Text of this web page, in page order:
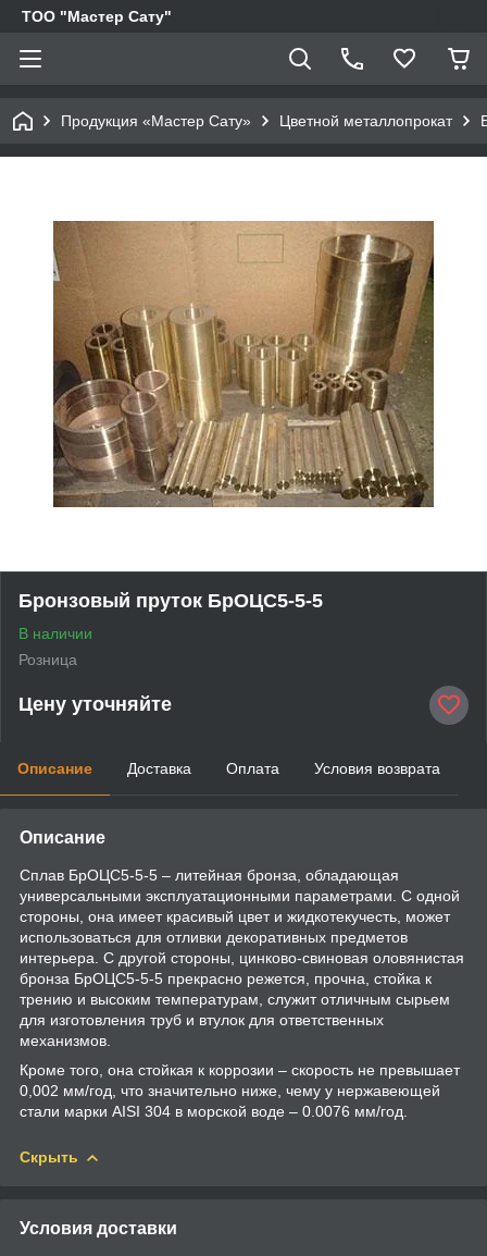
ТОО "Мастер Сату"
Продукция «Мастер Сату» Цветной металлопрокат
Бронзовый пруток БрОЦС5-5-5
В наличии
Розница
Цену уточняйте
Описание Доставка Оплата Условия возврата
Описание
Сплав БрОЦС5-5-5 – литейная бронза, обладающая
универсальными эксплуатационными параметрами. С одной
стороны, она имеет красивый цвет и жидкотекучесть, может
использоваться для отливки декоративных предметов
интерьера. С другой стороны, цинково-свиновая оловянистая
бронза БрОЦС5-5-5 прекрасно режется, прочна, стойка к
трению и высоким температурам, служит отличным сырьем
для изготовления труб и втулок для ответственных
механизмов.
Кроме того, она стойкая к коррозии – скорость не превышает
0,002 мм/год, что значительно ниже, чему у нержавеющей
стали марки AISI 304 в морской воде – 0.0076 мм/год.
Скрыть
Условия доставки